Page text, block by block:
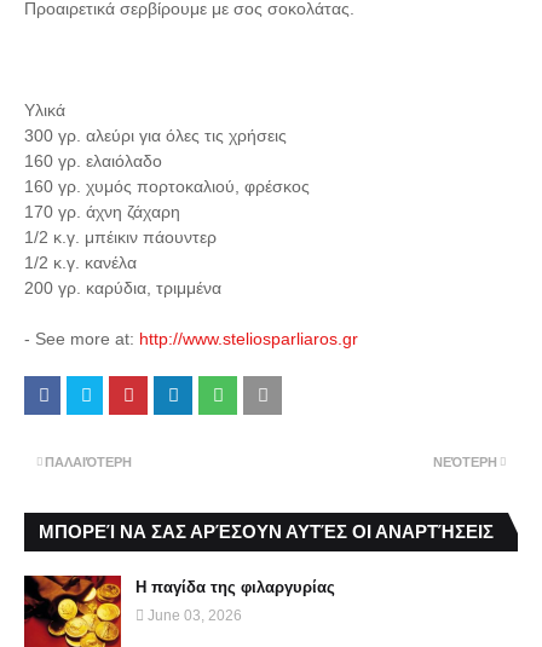
Προαιρετικά σερβίρουμε με σος σοκολάτας.
Υλικά
300 γρ. αλεύρι για όλες τις χρήσεις
160 γρ. ελαιόλαδο
160 γρ. χυμός πορτοκαλιού, φρέσκος
170 γρ. άχνη ζάχαρη
1/2 κ.γ. μπέικιν πάουντερ
1/2 κ.γ. κανέλα
200 γρ. καρύδια, τριμμένα
- See more at: http://www.steliosparliaros.gr
ΝΕΌΤΕΡΗ
ΠΑΛΑΙΌΤΕΡΗ
ΜΠΟΡΕΊ ΝΑ ΣΑΣ ΑΡΈΣΟΥΝ ΑΥΤΈΣ ΟΙ ΑΝΑΡΤΉΣΕΙΣ
Η παγίδα της φιλαργυρίας
June 03, 2026